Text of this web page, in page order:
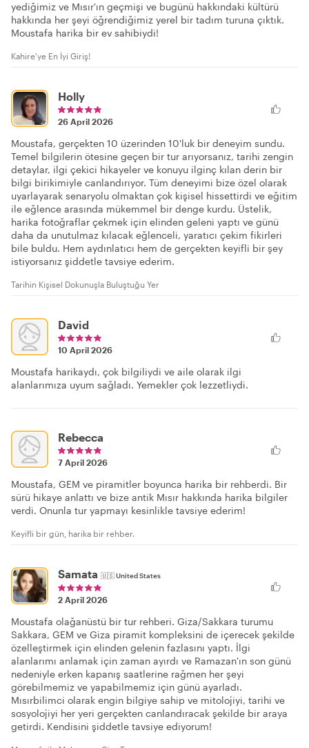
yediğimiz ve Mısır'ın geçmişi ve bugünü hakkındaki kültürü
hakkında her şeyi öğrendiğimiz yerel bir tadım turuna çıktık.
Moustafa harika bir ev sahibiydi!
Kahire'ye En İyi Giriş!
Holly
26 April 2026
Moustafa, gerçekten 10 üzerinden 10'luk bir deneyim sundu.
Temel bilgilerin ötesine geçen bir tur arıyorsanız, tarihi zengin
detaylar, ilgi çekici hikayeler ve konuyu ilginç kılan derin bir
bilgi birikimiyle canlandırıyor. Tüm deneyimi bize özel olarak
uyarlayarak senaryolu olmaktan çok kişisel hissettirdi ve eğitim
ile eğlence arasında mükemmel bir denge kurdu. Üstelik,
harika fotoğraflar çekmek için elinden geleni yaptı ve günü
daha da unutulmaz kılacak eğlenceli, yaratıcı çekim fikirleri
bile buldu. Hem aydınlatıcı hem de gerçekten keyifli bir şey
istiyorsanız şiddetle tavsiye ederim.
Tarihin Kişisel Dokunuşla Buluştuğu Yer
David
10 April 2026
Moustafa harikaydı, çok bilgiliydi ve aile olarak ilgi
alanlarımıza uyum sağladı. Yemekler çok lezzetliydi.
Rebecca
7 April 2026
Moustafa, GEM ve piramitler boyunca harika bir rehberdi. Bir
sürü hikaye anlattı ve bize antik Mısır hakkında harika bilgiler
verdi. Onunla tur yapmayı kesinlikle tavsiye ederim!
Keyifli bir gün, harika bir rehber.
Samata 🇺🇸United States
2 April 2026
Moustafa olağanüstü bir tur rehberi. Giza/Sakkara turumu
Sakkara, GEM ve Giza piramit kompleksini de içerecek şekilde
özelleştirmek için elinden gelenin fazlasını yaptı. İlgi
alanlarımı anlamak için zaman ayırdı ve Ramazan'ın son günü
nedeniyle erken kapanış saatlerine rağmen her şeyi
görebilmemiz ve yapabilmemiz için günü ayarladı.
Mısırbilimci olarak engin bilgiye sahip ve mitolojiyi, tarihi ve
sosyolojiyi her yeri gerçekten canlandıracak şekilde bir araya
getirdi. Kendisini şiddetle tavsiye ediyorum!